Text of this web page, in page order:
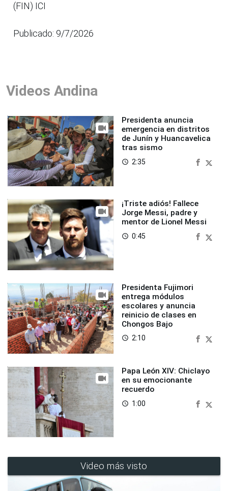
(FIN) ICI
Publicado: 9/7/2026
Videos Andina
Presidenta anuncia
emergencia en distritos
de Junín y Huancavelica
tras sismo
access_time 2:35
¡Triste adiós! Fallece
Jorge Messi, padre y
mentor de Lionel Messi
access_time 0:45
Presidenta Fujimori
entrega módulos
escolares y anuncia
reinicio de clases en
Chongos Bajo
access_time 2:10
Papa León XIV: Chiclayo
en su emocionante
recuerdo
access_time 1:00
Video más visto